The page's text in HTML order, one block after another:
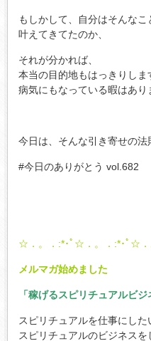
もしかして、自分はそんなこ
叶えてきてたのか、
それが分かれば、
本当の目的地もはっきりしま
病気にもなっている暇はあり
今日は、そんな引き寄せの
#今日のありがとう vol.682
☆．。．:*･ﾟ☆．。．:*･ﾟ☆
メルマガ始めました
「稼げるスピリチュアルビジ
スピリチュアルを仕事にした
スピリチュアルのビジネス